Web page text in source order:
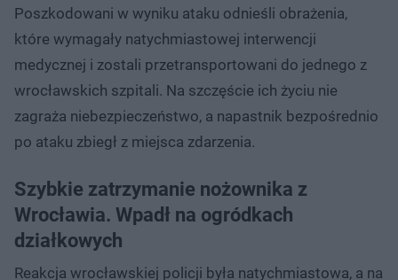
Poszkodowani w wyniku ataku odnieśli obrażenia,
które wymagały natychmiastowej interwencji
medycznej i zostali przetransportowani do jednego z
wrocławskich szpitali. Na szczęście ich życiu nie
zagraża niebezpieczeństwo, a napastnik bezpośrednio
po ataku zbiegł z miejsca zdarzenia.
Szybkie zatrzymanie nożownika z
Wrocławia. Wpadł na ogródkach
działkowych
Reakcja wrocławskiej policji była natychmiastowa, a na